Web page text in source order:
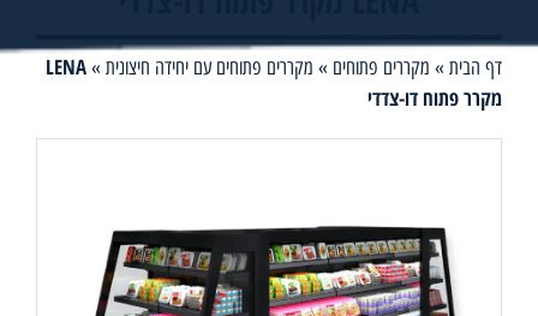
דף הבית » מקררים פתוחים » מקררים פתוחים עם יחידה חיצונית »
LENA
מקרר פתוח דו-צדדי